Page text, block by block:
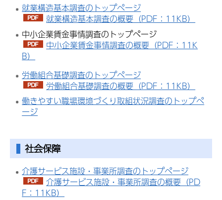
就業構造基本調査のトップページ
就業構造基本調査の概要（PDF：11KB）
中小企業賃金事情調査のトップページ
中小企業賃金事情調査の概要（PDF：11K
B）
労働組合基礎調査のトップページ
労働組合基礎調査の概要（PDF：11KB）
働きやすい職場環境づくり取組状況調査のトップペ
ージ
社会保障
介護サービス施設・事業所調査のトップページ
介護サービス施設・事業所調査の概要（PD
F：11KB）